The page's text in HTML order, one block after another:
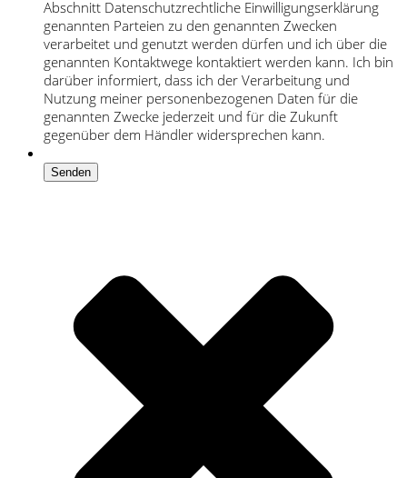
Abschnitt Datenschutzrechtliche Einwilligungserklärung
genannten Parteien zu den genannten Zwecken
verarbeitet und genutzt werden dürfen und ich über die
genannten Kontaktwege kontaktiert werden kann. Ich bin
darüber informiert, dass ich der Verarbeitung und
Nutzung meiner personenbezogenen Daten für die
genannten Zwecke jederzeit und für die Zukunft
gegenüber dem Händler widersprechen kann.